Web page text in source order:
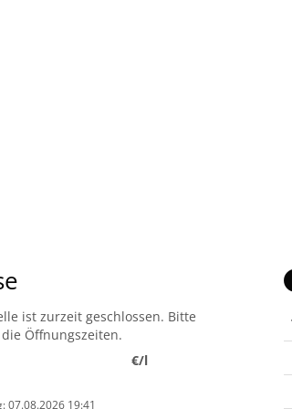
ist zurzeit geschlossen. Bitte
Öffnungszeiten.
€/l
07.08.2026 19:41